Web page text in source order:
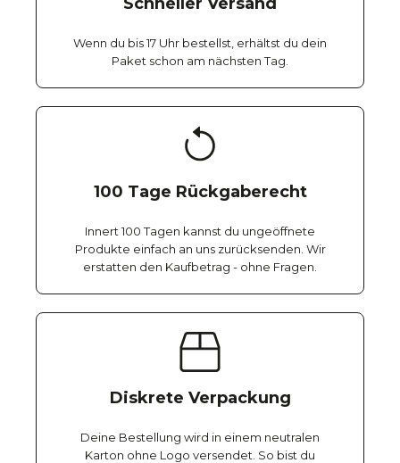
Wenn du bis 17 Uhr bestellst, erhältst du dein
Paket schon am nächsten Tag.
100 Tage Rückgaberecht
Innert 100 Tagen kannst du ungeöffnete
Produkte einfach an uns zurücksenden. Wir
erstatten den Kaufbetrag - ohne Fragen.
Diskrete Verpackung
Deine Bestellung wird in einem neutralen
Karton ohne Logo versendet. So bist du